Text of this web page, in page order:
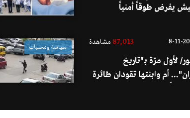
يفرض طوقاً أمنياً
8-11-
87,013 مشاهدة
لأول مرّة بـ"تاريخ
أم وابنتها تقودان طائرة
سياسة ومحليات